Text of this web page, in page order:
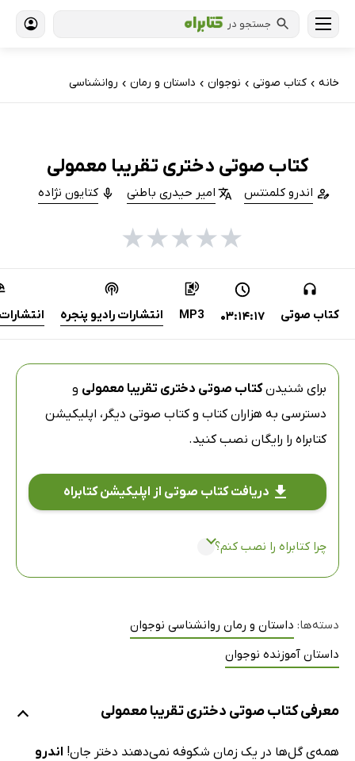
جستجو در
خانه › کتاب‌ صوتی › نوجوان › داستان و رمان › روانشناسی
کتاب صوتی دختری تقریبا معمولی
اندرو کلمنتس امیر حیدری باطنی کتایون نژاده
★
★
★
★
★
کتاب صوتی 03:14:17
MP3 انتشارات رادیو پنجره
برای شنیدنکتاب صوتی دختری تقریبا معمولی و
دسترسی به هزاران کتاب و کتاب صوتی دیگر، اپلیکیشن
کتابراه را رایگان نصب کنید.
دریافت کتاب صوتی از اپلیکیشن کتابراه
چرا کتابراه را نصب کنم؟
دسته‌ها: داستان و رمان روانشناسی نوجوان
داستان آموزنده نوجوان
معرفی کتاب صوتی دختری تقریبا معمولی
همه‌ی گل‌ها در یک زمان شکوفه نمی‌دهند دختر جان! اندرو